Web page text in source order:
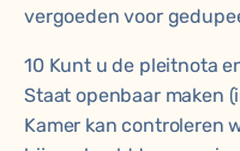
vergoeden voor
10 Kunt u de pleitnota
Staat openbaar maken
Kamer kan controleren